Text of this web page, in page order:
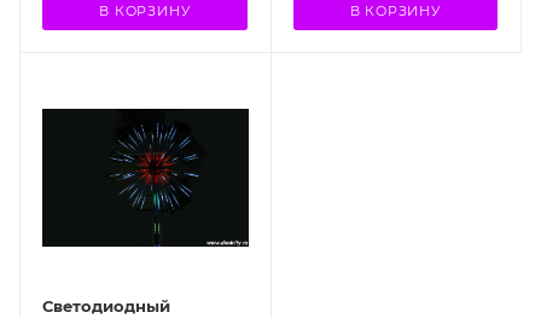
В КОРЗИНУ В КОРЗИНУ
Светодиодный